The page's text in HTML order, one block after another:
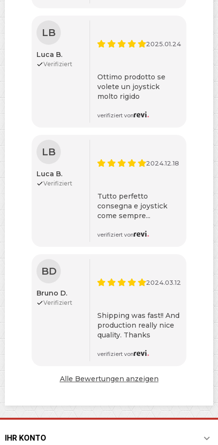
LB
Luca B.
Verifiziert
2025.01.24
Ottimo prodotto se
volete un joystick
molto rigido
verifiziert von
LB
Luca B.
Verifiziert
2024.12.18
Tutto perfetto
consegna e joystick
come sempre...
verifiziert von
BD
Bruno D.
Verifiziert
2024.03.12
Shipping was fast!! And
production really nice
quality. Thanks
verifiziert von
Alle Bewertungen anzeigen
IHR KONTO 